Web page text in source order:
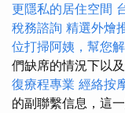
更隱私的居住空間
稅務諮詢 精選外燴
位打掃阿姨，幫您
們缺席的情況下以
復療程專業 經絡按
的副聯繫信息，這